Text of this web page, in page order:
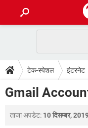
फोन पर अकाउंट बैलेंस चेक
WhatsApp Hack हो गया?
टेक-स्पेशल
2020 के फ्री एंटीवायरस
बेस्ट फ्री ऑनलाइन गेम्स
डाउनलोड
FORUM
टेक-स्पेशल इंटरनेट
Gmail
ताजा अपडेट: 10 दिसम्बर,